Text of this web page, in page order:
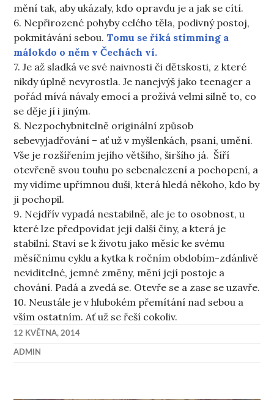
mění tak, aby ukázaly, kdo opravdu je a jak se cítí.
6. Nepřirozené pohyby celého těla, podivný postoj,
pokmitávání sebou. Tomu se říká stimming a
málokdo o něm v Čechách ví.
7. Je až sladká ve své naivnosti či dětskosti, z které
nikdy úplně nevyrostla. Je nanejvýš jako teenager a
pořád mívá návaly emocí a prožívá velmi silně to, co
se děje jí i jiným.
8. Nezpochybnitelně originální způsob
sebevyjadřování – ať už v myšlenkách, psaní, umění.
Vše je rozšířením jejího většího, širšího já. Šíří
otevřeně svou touhu po sebenalezení a pochopení, a
my vidíme upřímnou duši, která hledá někoho, kdo by
ji pochopil.
9. Nejdřív vypadá nestabilně, ale je to osobnost, u
které lze předpovídat její další činy, a která je
stabilní. Staví se k životu jako měsíc ke svému
měsíčnímu cyklu a kytka k ročním obdobím-zdánlivě
neviditelné, jemné změny, mění její postoje a
chování. Padá a zvedá se. Otevře se a zase se uzavře.
10. Neustále je v hlubokém přemítání nad sebou a
vším ostatním. Ať už se řeší cokoliv.
12 KVĚTNA, 2014
ADMIN